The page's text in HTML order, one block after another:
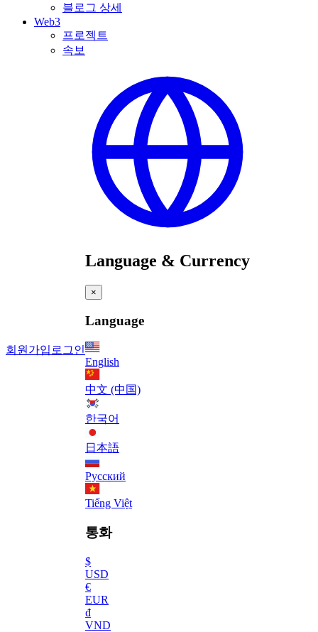
블로그 상세
Web3
프로젝트
속보
회원가입 로그인
Language & Currency
×
Language
English
中文 (中国)
한국어
日本語
Русский
Tiếng Việt
통화
$
USD
€
EUR
₫
VND